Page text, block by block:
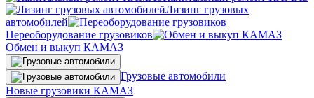
Лизинг грузовых
автомобилей
Переоборудование грузовиков
Обмен и выкуп КАМАЗ
Грузовые автомобили
Новые грузовики КАМАЗ